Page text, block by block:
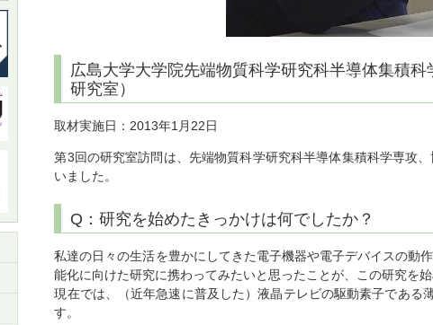
広島大学大学院先端物質科学研究科半導体集積
研究室）
取材実施日：2013年1月22日
第3回の研究室訪問は、先端物質科学研究科半導体集積科学専攻
いました。
Q：研究を始めたきっかけは何でしたか？
私達の日々の生活を豊かにしてきた電子機器や電子デバイスの動
能化に向けた研究に携わってみたいと思ったことが、この研究を
現在では、（近年急速に普及した）液晶テレビの駆動素子である
す。